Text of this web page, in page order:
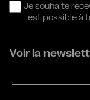
Je souhaite
est possible à
Voir la